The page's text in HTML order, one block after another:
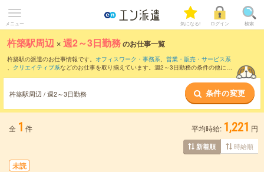
メニュー 気になる! ログイン 検索
杵築駅周辺 ×週2～3日勤務のお仕事一覧
杵築駅の派遣のお仕事情報です。 オフィスワーク・事務系、 営業・販売・サービス系
、 クリエイティブ系などのお仕事を取り揃えています。週2～3日勤務の条件の他に、
杵築駅周辺 / 週2～3日勤務 条件の変更
全 1 件 平均時給: 1,221 円
新着順 時給順
未読